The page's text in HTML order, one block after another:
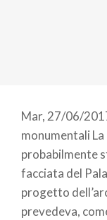
Mar, 27/06/
monumentali
probabilmente
facciata del
progetto
prevedeva,